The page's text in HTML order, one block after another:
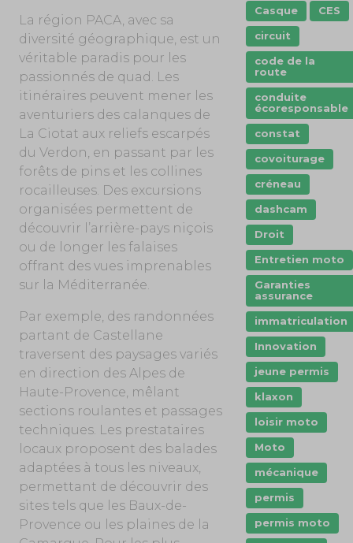
La région PACA, avec sa
diversité géographique, est un
véritable paradis pour les
passionnés de quad. Les
itinéraires peuvent mener les
aventuriers des calanques de
La Ciotat aux reliefs escarpés
du Verdon, en passant par les
forêts de pins et les collines
rocailleuses. Des excursions
organisées permettent de
découvrir l’arrière-pays niçois
ou de longer les falaises
offrant des vues imprenables
sur la Méditerranée.
Par exemple, des randonnées
partant de Castellane
traversent des paysages variés
en direction des Alpes de
Haute-Provence, mêlant
sections roulantes et passages
techniques. Les prestataires
locaux proposent des balades
adaptées à tous les niveaux,
permettant de découvrir des
sites tels que les Baux-de-
Provence ou les plaines de la
Casque
CES
circuit
code de la
route
conduite
écoresponsable
constat
covoiturage
créneau
dashcam
Droit
Entretien moto
Garanties
assurance
immatriculation
Innovation
jeune permis
klaxon
loisir moto
Moto
mécanique
permis
permis moto